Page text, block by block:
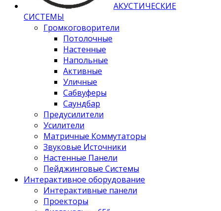
АКУСТИЧЕСКИЕ
СИСТЕМЫ
Громкоговорители
Потолочные
Настенные
Напольные
Активные
Уличные
Сабвуферы
Саундбар
Предусилители
Усилители
Матричные Коммутаторы
Звуковые Источники
Настенные Панели
Пейджинговые Системы
Интерактивное оборудование
Интерактивные панели
Проекторы